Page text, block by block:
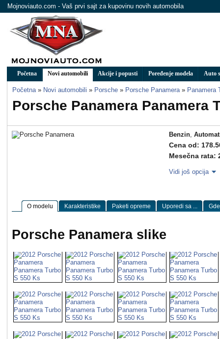
Mojnoviauto.com - Vaš prvi sajt za kupovinu novih automobila
Početna Novi automobili Akcije i popusti Poređenje modela Auto
Početna » Novi automobili » Porsche » Porsche Panamera » Panamera
Porsche Panamera Panamera
Benzin,
Cena od:
Mesečna rata:
Vidi još opcija
O modelu Karakteristike Paketi opreme Uporedi sa ...
Porsche Panamera slike